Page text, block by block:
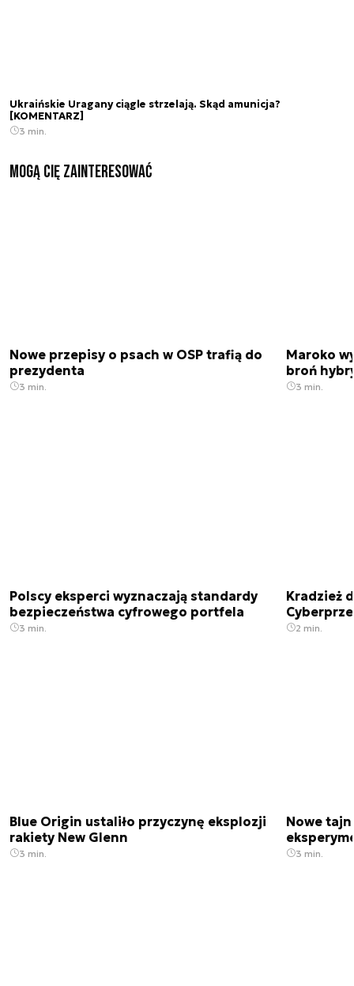
Ukraińskie Uragany ciągle strzelają. Skąd amunicja?
[KOMENTARZ]
3 min.
Mogą Cię zainteresować
Nowe przepisy o psach w OSP trafią do
prezydenta
3 min.
Maroko
broń
3 min.
Polscy eksperci wyznaczają standardy
bezpieczeństwa cyfrowego portfela
3 min.
Kradzież
2 min.
Blue Origin ustaliło przyczynę eksplozji
rakiety New Glenn
3 min.
Nowe
3 min.